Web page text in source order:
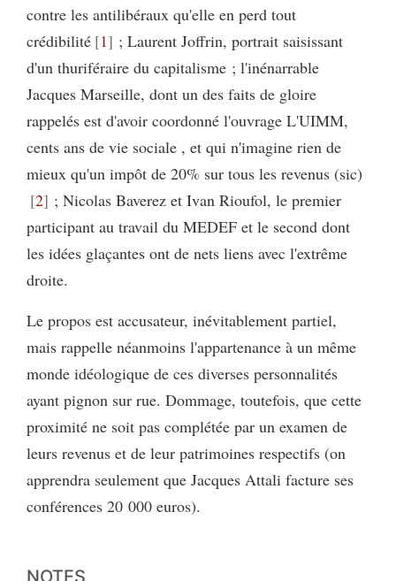
contre les antilibéraux qu'elle en perd tout
crédibilité 1
; Laurent Joffrin, portrait saisissant
d'un thuriféraire du capitalisme ; l'inénarrable
Jacques Marseille, dont un des faits de gloire
rappelés est d'avoir coordonné l'ouvrage L'UIMM,
cents ans de vie sociale , et qui n'imagine rien de
mieux qu'un impôt de 20% sur tous les revenus (sic)
2 ; Nicolas Baverez et Ivan Rioufol, le premier
participant au travail du MEDEF et le second dont
les idées glaçantes ont de nets liens avec l'extrême
droite.
Le propos est accusateur, inévitablement partiel,
mais rappelle néanmoins l'appartenance à un même
monde idéologique de ces diverses personnalités
ayant pignon sur rue. Dommage, toutefois, que cette
proximité ne soit pas complétée par un examen de
leurs revenus et de leur patrimoines respectifs (on
apprendra seulement que Jacques Attali facture ses
conférences 20 000 euros).
NOTES